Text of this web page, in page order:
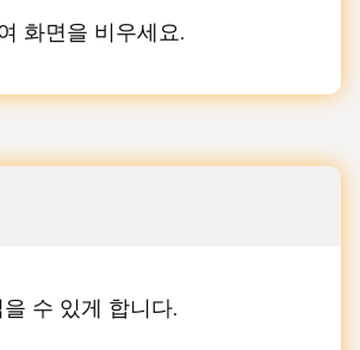
화면을 비우세요.
수 있게 합니다.